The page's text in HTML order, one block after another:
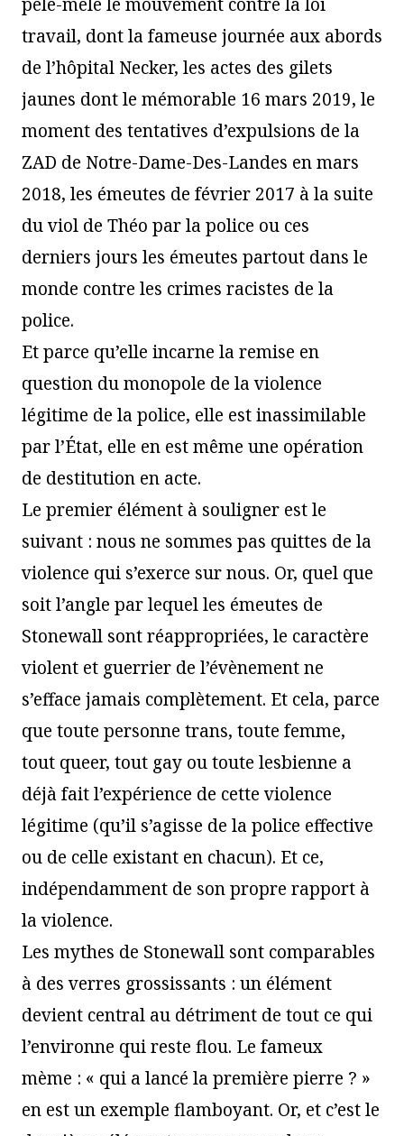
travail, dont la fameuse journée aux abords
de l’hôpital Necker, les actes des gilets
jaunes dont le mémorable 16 mars 2019, le
moment des tentatives d’expulsions de la
ZAD de Notre-Dame-Des-Landes en mars
2018, les émeutes de février 2017 à la suite
du viol de Théo par la police ou ces
derniers jours les émeutes partout dans le
monde contre les crimes racistes de la
police.
Et parce qu’elle incarne la remise en
question du monopole de la violence
légitime de la police, elle est inassimilable
par l’État, elle en est même une opération
de destitution en acte.
Le premier élément à souligner est le
suivant : nous ne sommes pas quittes de la
violence qui s’exerce sur nous. Or, quel que
soit l’angle par lequel les émeutes de
Stonewall sont réappropriées, le caractère
violent et guerrier de l’évènement ne
s’efface jamais complètement. Et cela, parce
que toute personne trans, toute femme,
tout queer, tout gay ou toute lesbienne a
déjà fait l’expérience de cette violence
légitime (qu’il s’agisse de la police effective
ou de celle existant en chacun). Et ce,
indépendamment de son propre rapport à
la violence.
Les mythes de Stonewall sont comparables
à des verres grossissants : un élément
devient central au détriment de tout ce qui
l’environne qui reste flou. Le fameux
mème : « qui a lancé la première pierre ? »
en est un exemple flamboyant. Or, et c’est le